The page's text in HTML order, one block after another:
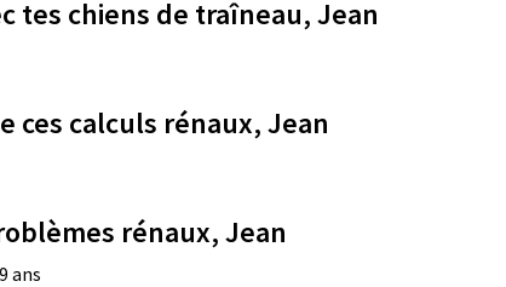
tes chiens de traîneau, Jean
ces calculs rénaux, Jean
rénaux, Jean
ans